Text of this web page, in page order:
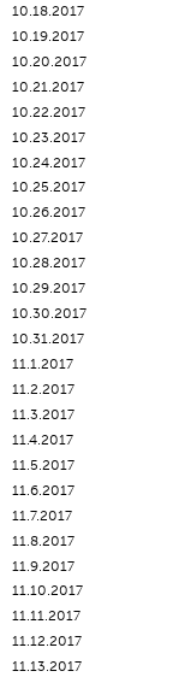
10.18.2017
10.19.2017
10.20.2017
10.21.2017
10.22.2017
10.23.2017
10.24.2017
10.25.2017
10.26.2017
10.27.2017
10.28.2017
10.29.2017
10.30.2017
10.31.2017
11.1.2017
11.2.2017
11.3.2017
11.4.2017
11.5.2017
11.6.2017
11.7.2017
11.8.2017
11.9.2017
11.10.2017
11.11.2017
11.12.2017
11.13.2017